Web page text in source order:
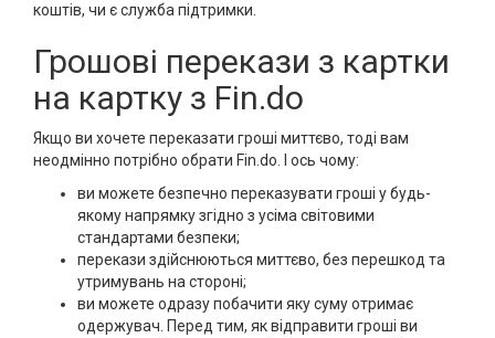
коштів, чи є служба підтримки.
Грошові перекази з картки
на картку з Fin.do
Якщо ви хочете переказати гроші миттєво, тоді вам
неодмінно потрібно обрати Fin.do. І ось чому:
ви можете безпечно переказувати гроші у будь-
якому напрямку згідно з усіма світовими
стандартами безпеки;
перекази здійснюються миттєво, без перешкод та
утримувань на стороні;
ви можете одразу побачити яку суму отримає
одержувач. Перед тим, як відправити гроші ви